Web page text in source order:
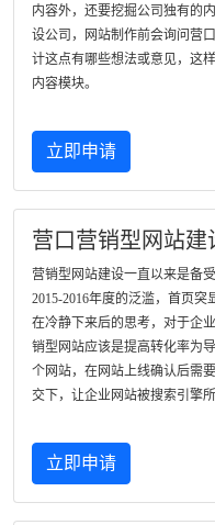
内容外，还要挖掘公司独有的
设公司，网站制作前会询问营
计这点有哪些想法或意见，这
内容模块。
立即申请
营口营销型网站建
营销型网站建设一直以来是备
2015-2016年度的泛滥，首页
在冷静下来后的思考，对于企
销型网站应该是提高转化率为
个网站，在网站上线确认后需
交下，让企业网站被搜索引擎所
立即申请